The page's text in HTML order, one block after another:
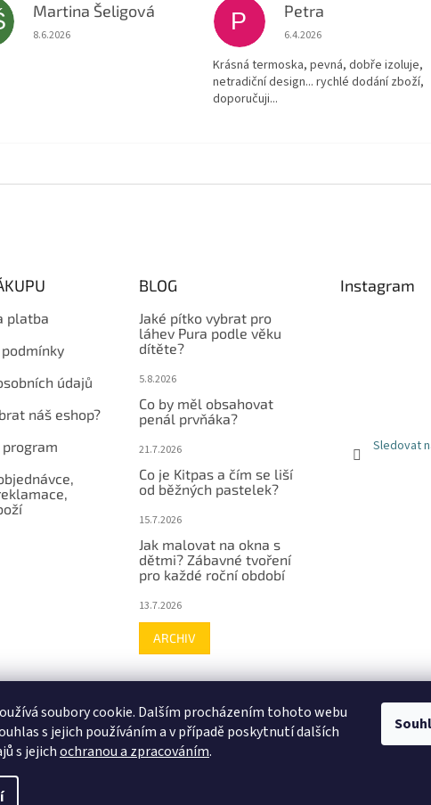
soubory cookie. Dalším procházením tohoto webu
s jejich používáním a v případě poskytnutí dalších
s jejichochranou a zpracováním.
Martina Šeligová
Hodnocení obchodu je 5 z 5 hvězdiček.
8.6.2026
P Petra
Hodnocení obchodu je 5 z
6.4.2026
Krásná termoska, pevná, dobře izoluje,
netradiční design... rychlé dodání zboží,
doporučuji...
platba
údajů
náš eshop?
BLOG
Jaké pítko vybrat pro
láhev Pura podle věku
dítěte?
5.8.2026
Co by měl obsahovat
penál prvňáka?
21.7.2026
Co je Kitpas a čím se liší
od běžných pastelek?
15.7.2026
Jak malovat na okna s
dětmi? Zábavné tvoření
pro každé roční období
13.7.2026
ARCHIV
Instagram
Sledovat